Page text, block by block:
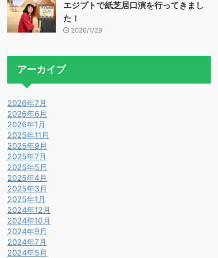
エジプトで紙芝居口演を行ってきまし
た！
2026/1/29
アーカイブ
2026年7月
2026年6月
2026年1月
2025年11月
2025年9月
2025年7月
2025年5月
2025年4月
2025年3月
2025年1月
2024年12月
2024年10月
2024年9月
2024年7月
2024年5月